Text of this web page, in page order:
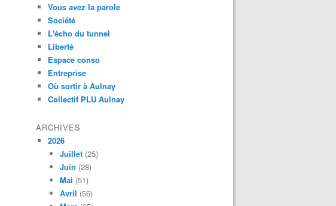
Vous avez la parole
Société
L'écho du tunnel
Liberté
Espace conso
Entreprise
Où sortir à Aulnay
Collectif PLU Aulnay
ARCHIVES
2026
Juillet (25)
Juin (28)
Mai (51)
Avril (56)